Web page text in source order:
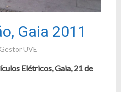
Gaia 2011
Gestor UVE
Elétricos, Gaia, 21 de